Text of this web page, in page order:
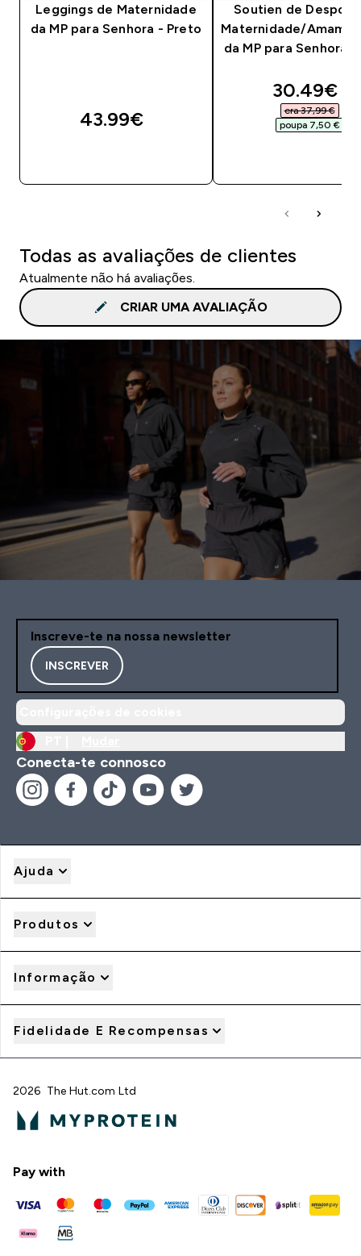
Leggings de Maternidade
da MP para Senhora - Preto
43.99€‎
Soutien de
Maternidade/
da MP para Senhora
30.49€‎
era 37,99 €‎
poupa 7,50 €‎
Todas as avaliações de clientes
Atualmente não há avaliações.
CRIAR UMA AVALIAÇÃO
Inscreve-te na nossa newsletter
INSCREVER
Conecta-te connosco
Ajuda
Produtos
Informação
Fidelidade E Recompensas
2026 The Hut.com Ltd
Pay with